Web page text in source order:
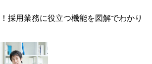
採用業務に役立つ機能を図解でわかり